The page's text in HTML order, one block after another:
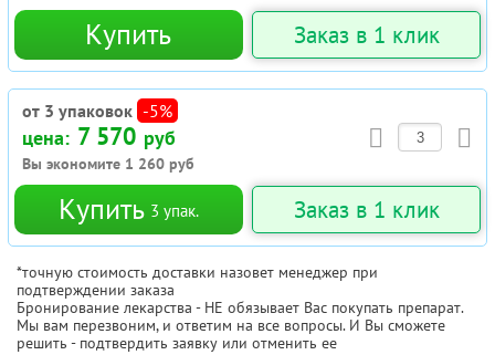
Купить Заказ в 1 клик
от 3 упаковок -5%
цена: 7 570 руб
Вы экономите 1 260 руб
Купить 3 упак. Заказ в 1 клик
*точную стоимость доставки назовет менеджер при
подтверждении заказа
Бронирование лекарства - НЕ обязывает Вас покупать препарат.
Мы вам перезвоним, и ответим на все вопросы. И Вы сможете
решить - подтвердить заявку или отменить ее